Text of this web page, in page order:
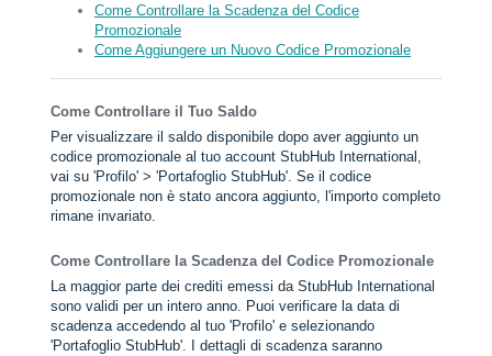
Come Controllare la Scadenza del Codice
Promozionale
Come Aggiungere un Nuovo Codice Promozionale
Come Controllare il Tuo Saldo
Per visualizzare il saldo disponibile dopo aver aggiunto un
codice promozionale al tuo account StubHub International,
vai su 'Profilo' > 'Portafoglio StubHub'. Se il codice
promozionale non è stato ancora aggiunto, l'importo completo
rimane invariato.
Come Controllare la Scadenza del Codice Promozionale
La maggior parte dei crediti emessi da StubHub International
sono validi per un intero anno. Puoi verificare la data di
scadenza accedendo al tuo 'Profilo' e selezionando
'Portafoglio StubHub'. I dettagli di scadenza saranno